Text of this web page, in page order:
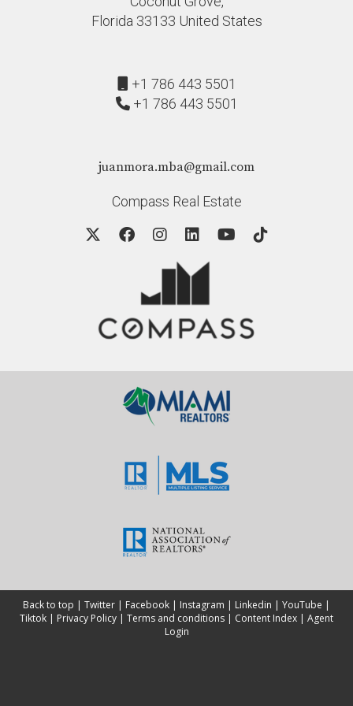
"El primer paso hacia tu sueño inmobiliario
No esperes más para hacer realidad tu sueño de ser
propietario en Miami. Contacta hoy mismo a Juan Mora y
requisitos para préstamos hipotecarios en Miami Florida.
preguntas o necesitas asesoramiento personalizado
sobre tu situación financiera específica. Estamos aquí
Florida 33133 United States
+1 786 443 5501
+1 786 443 5501
juanmora.mba@gmail.com
Compass Real Estate
Back to top | Twitter | Facebook | Instagram | Linkedin | YouTube |
Tiktok | Privacy Policy | Terms and conditions | Content Index | Agent
Login